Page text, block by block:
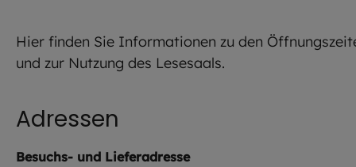
Hier finden Sie Informationen zu den
und zur Nutzung des Lesesaals.
Adressen
Besuchs- und Lieferadresse